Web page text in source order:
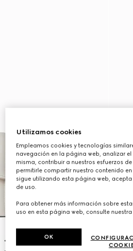
Utilizamos cookies
Empleamos cookies y tecnologías
navegación en la página web, analizar el
misma, contribuir a nuestros esfuerzos
permitirle compartir nuestro contenido en
sigue utilizando esta página web,
de uso.
Para obtener más información sobre
uso en esta página web, consulte nuestra
OK